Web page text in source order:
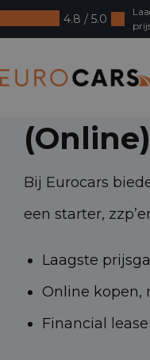
4.8 / 5.0
Bij Eurocars
een starter,
Laagste
Online kopen,
Financial